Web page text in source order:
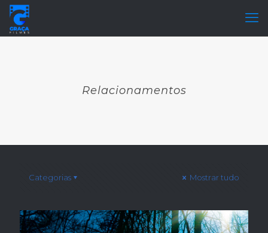
Relacionamentos
Categorias Mostrar tudo